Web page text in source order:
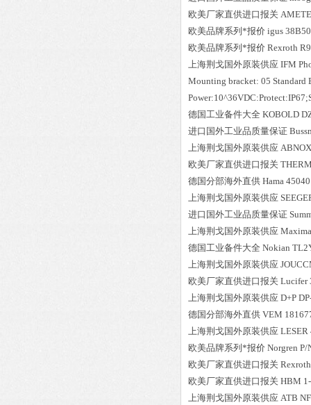
欧美厂家直供进口报关
欧美品牌系列*报价 igus
欧美品牌系列*报价 Rexroth
上海荆戈国外原装供应 IFM
Mounting bracket: 05 Standard
德国工业备件大全 KOBOLD
进口国外工业品质量保证
上海荆戈国外原装供应 ABNOX
欧美厂家直供进口报关
德国分部海外直供 Hama
上海荆戈国外原装供应
进口国外工业品质量保证
上海荆戈国外原装供应
德国工业备件大全 Nokian
上海荆戈国外原装供应
欧美厂家直供进口报关 Lucifer
上海荆戈国外原装供应 D+P
德国分部海外直供 VEM
上海荆戈国外原装供应 LESER
欧美品牌系列*报价 Norgren P/
欧美厂家直供进口报关 Rexroth
欧美厂家直供进口报关 HBM
上海荆戈国外原装供应 ATB